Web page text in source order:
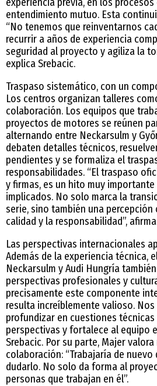
entendimiento mutuo. Esta
“No tenemos que reinventarnos
recurrir a años de experiencia
seguridad al proyecto y agiliza la
explica Srebacic.
Traspaso sistemático, con un
Los centros organizan talleres
colaboración. Los equipos que
proyectos de motores se reúnen
alternando entre Neckarsulm y
debaten detalles técnicos,
pendientes y se formaliza el
responsabilidades. “El traspaso
y firmas, es un hito muy
implicados. No solo marca la
serie, sino también una
calidad y la responsabilidad”,
Las perspectivas internacionales
Además de la experiencia técnica,
Neckarsulm y Audi Hungría
perspectivas profesionales y
precisamente este componente
resulta increíblemente valioso.
profundizar en cuestiones técnicas
perspectivas y fortalece al equipo
Srebacic. Por su parte, Majer
colaboración: “Trabajaría de nuevo
dudarlo. No solo da forma al
personas que trabajan en él”.